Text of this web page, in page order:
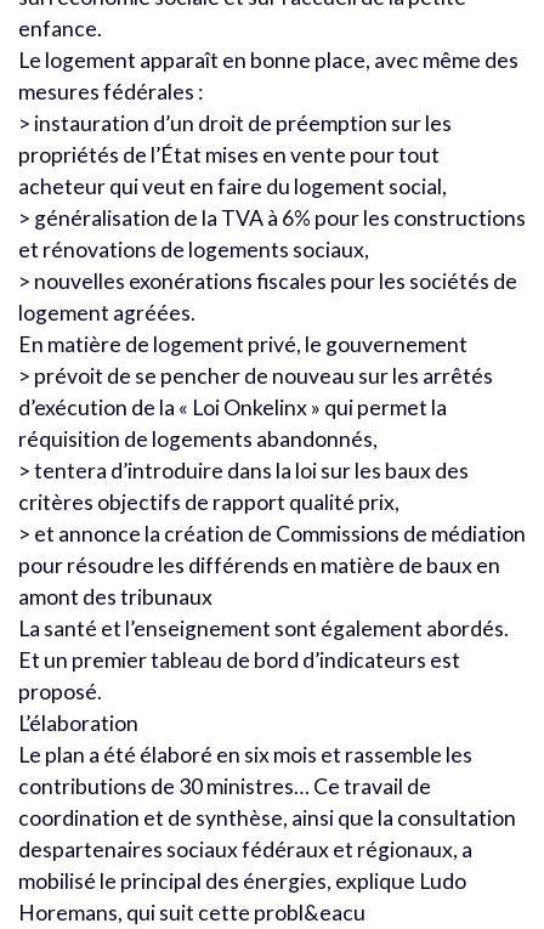
enfance.
Le logement apparaît en bonne place, avec même des
mesures fédérales :
> instauration d’un droit de préemption sur les
propriétés de l’État mises en vente pour tout
acheteur qui veut en faire du logement social,
> généralisation de la TVA à 6% pour les constructions
et rénovations de logements sociaux,
> nouvelles exonérations fiscales pour les sociétés de
logement agréées.
En matière de logement privé, le gouvernement
> prévoit de se pencher de nouveau sur les arrêtés
d’exécution de la « Loi Onkelinx » qui permet la
réquisition de logements abandonnés,
> tentera d’introduire dans la loi sur les baux des
critères objectifs de rapport qualité prix,
> et annonce la création de Commissions de médiation
pour résoudre les différends en matière de baux en
amont des tribunaux
La santé et l’enseignement sont également abordés.
Et un premier tableau de bord d’indicateurs est
proposé.
L’élaboration
Le plan a été élaboré en six mois et rassemble les
contributions de 30 ministres… Ce travail de
coordination et de synthèse, ainsi que la consultation
despartenaires sociaux fédéraux et régionaux, a
mobilisé le principal des énergies, explique Ludo
Horemans, qui suit cette probl&eacu